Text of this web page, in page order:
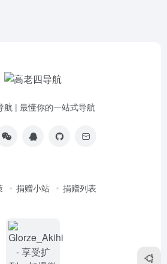
航 | 最懂你的一站式导航
捐赠小站 捐赠列表